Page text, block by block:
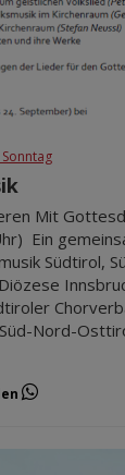
Mit
Ein
Südtirol,
Nord-